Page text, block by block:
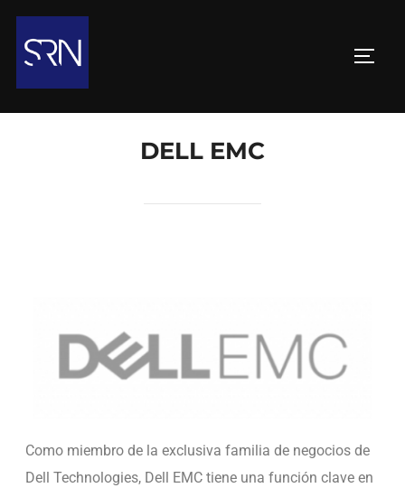
DELL EMC
Como miembro de la exclusiva familia de negocios de
Dell Technologies, Dell EMC tiene una función clave en